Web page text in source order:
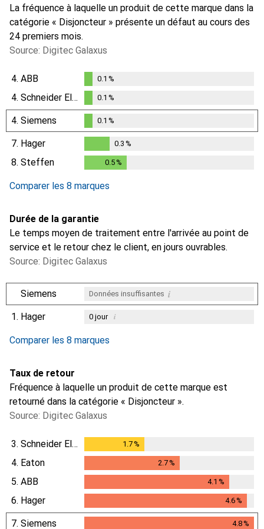
La fréquence à laquelle un produit de cette marque dans la
catégorie « Disjoncteur » présente un défaut au cours des
24 premiers mois.
Source: Digitec Galaxus
4. ABB
%
0.1 %
4. Schneider Electric
0.1%
0.1 %
4. Siemens
0.1%
0.1 %
7. Hager
0.3%
0.3 %
8. Steffen 0.5%
Comparer les 8 marques
Durée de la garantie
Le temps moyen de traitement entre l'arrivée au point de
service et le retour chez le client, en jours ouvrables.
Source: Digitec Galaxus
Siemens Données insuffisantes i
1. Hager 0jour i
Comparer les 8 marques
Taux de retour
Fréquence à laquelle un produit de cette marque est
retourné dans la catégorie « Disjoncteur ».
Source: Digitec Galaxus
3. Schneider Electric 1.7%
4. Eaton 2.7%
5. ABB 4.1 %
4.1%
6. Hager 4.6%
4.6%
7. Siemens 4.8%